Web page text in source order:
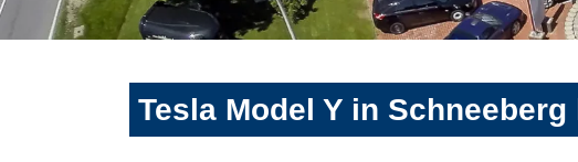
Tesla Model Y in